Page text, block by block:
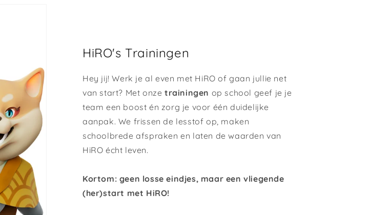
HiRO's Trainingen
Hey jij! Werk je al even met HiRO of gaan jullie net
van start? Met onze trainingen op school geef je je
team een boost én zorg je voor één duidelijke
aanpak. We frissen de lesstof op, maken
schoolbrede afspraken en laten de waarden van
HiRO écht leven.
Kortom: geen losse eindjes, maar een vliegende
(her)start met HiRO!